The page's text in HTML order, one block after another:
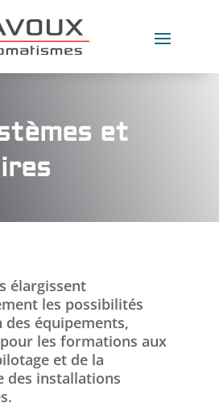
et
élargissent
les possibilités
des équipements,
les formations aux
et de la
des installations